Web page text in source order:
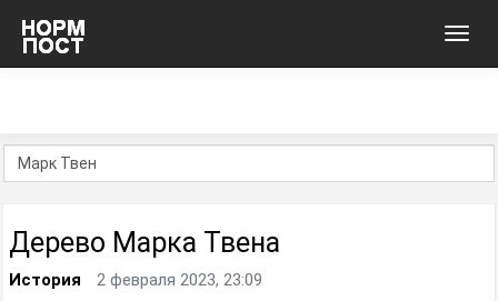
Дерево Марка Твена
История 2 февраля 2023, 23:09